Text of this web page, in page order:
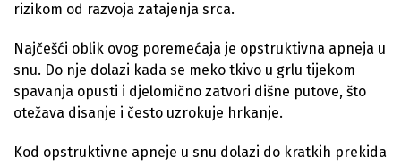
rizikom od razvoja zatajenja srca.
Najčešći oblik ovog poremećaja je opstruktivna apneja u
snu. Do nje dolazi kada se meko tkivo u grlu tijekom
spavanja opusti i djelomično zatvori dišne putove, što
otežava disanje i često uzrokuje hrkanje.
Kod opstruktivne apneje u snu dolazi do kratkih prekida